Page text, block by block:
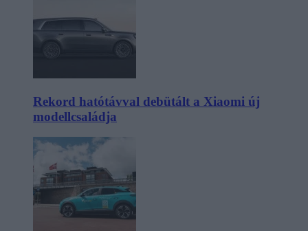
Rekord hatótávval debütált a Xiaomi új
modellcsaládja